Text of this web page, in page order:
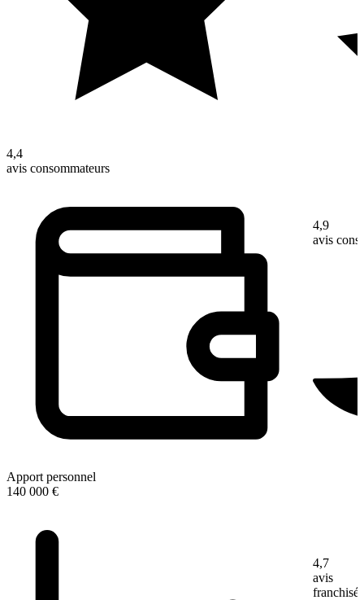
4,4
avis consommateurs
Apport personnel
140 000 €
4,9
avis
4,7
avis
franchisé